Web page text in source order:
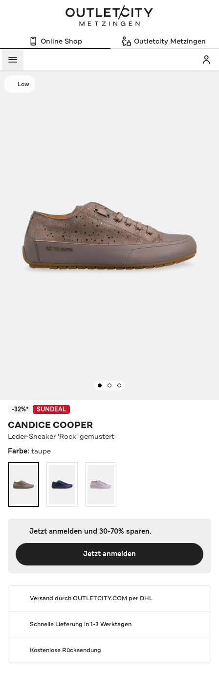
Online Shop Outletcity Metzingen
Menü
Low
-32%* SUNDEAL
CANDICE COOPER
Leder-Sneaker 'Rock' gemustert
Farbe: taupe
Jetzt anmelden und 30-70% sparen.
Jetzt anmelden
Versand durchOUTLETCITY.COM per DHL
Schnelle Lieferung in 1-3 Werktagen
Kostenlose Rücksendung